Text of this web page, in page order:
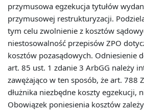
przymusowa egzekucja tytułów
przymusowej restrukturyzacji.
tym celu zwolnienie z kosztów
niestosowalność przepisów ZPO
kosztów pozasądowych. Odniesienie
art. 85 ust. 1 zdanie 3 ArbGG należy
zawężająco w ten sposób, że art. 788
dłużnika niezbędne koszty egzekucji,
Obowiązek poniesienia kosztów